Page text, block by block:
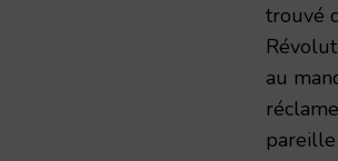
trouvé
au
pareille